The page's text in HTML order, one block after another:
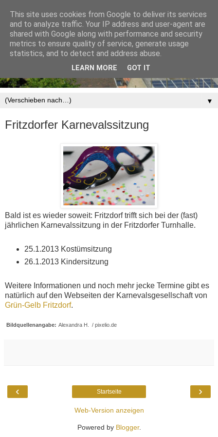
▼
Fritzdorfer Karnevalssitzung
Bald ist es wieder soweit: Fritzdorf trifft sich bei der (fast)
jährlichen Karnevalssitzung in der Fritzdorfer Turnhalle.
25.1.2013 Kostümsitzung
26.1.2013 Kindersitzung
Weitere Informationen und noch mehr jecke Termine gibt es
natürlich auf den Webseiten der Karnevalsgesellschaft von
Grün-Gelb Fritzdorf.
Bildquellenangabe: Alexandra H. / pixelio.de
‹ ›
Startseite
Web-Version anzeigen
Powered by Blogger.
This site uses cookies from Google to deliver its services
and to analyze traffic. Your IP address and user-agent are
shared with Google along with performance and security
metrics to ensure quality of service, generate usage
statistics, and to detect and address abuse.
LEARN MORE GOT IT